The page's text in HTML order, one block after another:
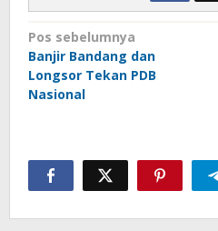
Navigasi
pos
Pos sebelumnya
Banjir Bandang dan
Longsor Tekan PDB
Nasional